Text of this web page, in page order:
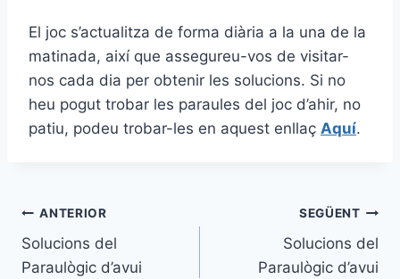
El joc s’actualitza de forma diària a la una de la
matinada, així que assegureu-vos de visitar-
nos cada dia per obtenir les solucions. Si no
heu pogut trobar les paraules del joc d’ahir, no
patiu, podeu trobar-les en aquest enllaç Aquí.
Navegació
d'entrades
ANTERIOR
Solucions del
Paraulògic d’avui
SEGÜENT
Solucions del
Paraulògic d’avui